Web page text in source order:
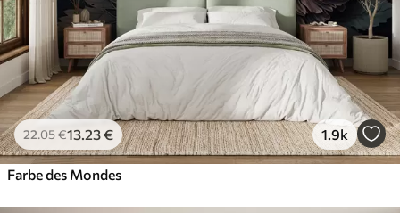
22.05€13.23€ 1.9k
Farbe des Mondes